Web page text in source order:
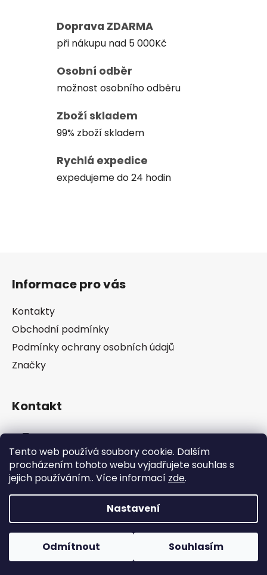
Tento web používá soubory cookie. Dalším
procházením tohoto webu vyjadřujete souhlas s
jejich používáním.. Více informací zde.
Nastavení
Odmítnout Souhlasím
Doprava ZDARMA
při nákupu nad 5 000Kč
Osobní odběr
možnost osobního odběru
Zboží skladem
99% zboží skladem
Rychlá expedice
expedujeme do 24 hodin
Informace pro vás
Kontakty
Obchodní podmínky
Podmínky ochrany osobních údajů
Značky
Kontakt
info@pip-zevl.cz
605 871 228
Vytvořil Shoptet
Copyright 2026
. Všechna práva
vyhrazena.Upravit nastavení cookies